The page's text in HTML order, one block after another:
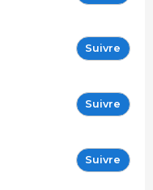
Suivre
Suivre
Suivre